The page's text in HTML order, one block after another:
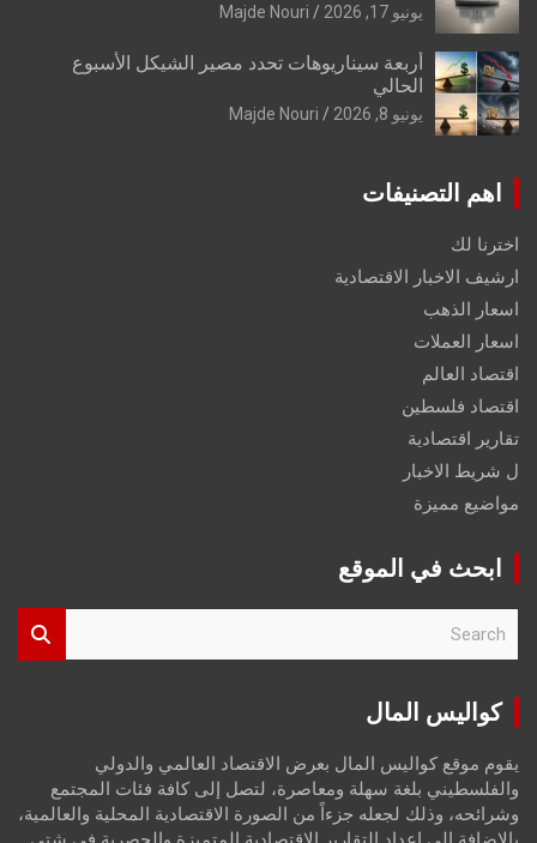
يونيو 17, 2026 Majde Nouri
أربعة سيناريوهات تحدد مصير الشيكل الأسبوع
الحالي
يونيو 8, 2026 Majde Nouri
اهم التصنيفات
اخترنا لك
ارشيف الاخبار الاقتصادية
اسعار الذهب
اسعار العملات
اقتصاد العالم
اقتصاد فلسطين
تقارير اقتصادية
ل شريط الاخبار
مواضيع مميزة
ابحث في الموقع
r
كواليس المال
يقوم موقع كواليس المال بعرض الاقتصاد العالمي والدولي
والفلسطيني بلغة سهلة ومعاصرة، لتصل إلى كافة فئات المجتمع
وشرائحه، وذلك لجعله جزءاً من الصورة الاقتصادية المحلية والعالمية،